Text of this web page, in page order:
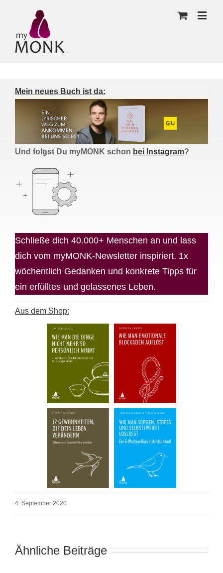
Mein neues Buch ist da:
Und folgst Du myMONK schon bei Instagram?
Schließe dich 40.000+ Menschen an und lass
dich vom myMONK-Newsletter inspiriert. 1x
wöchentlich Gedanken und konkrete Tipps für
ein erfülltes und gelassenes Leben.
Aus dem Shop:
4. September 2020
Ähnliche Beiträge